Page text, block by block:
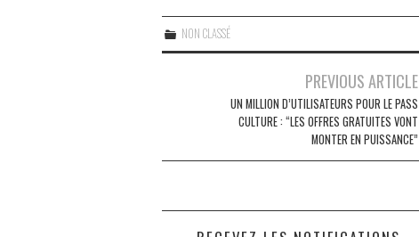
NON CLASSÉ
PREVIOUS ARTICLE
UN MILLION D’UTILISATEURS POUR LE PASS
CULTURE : “LES OFFRES GRATUITES VONT
MONTER EN PUISSANCE”